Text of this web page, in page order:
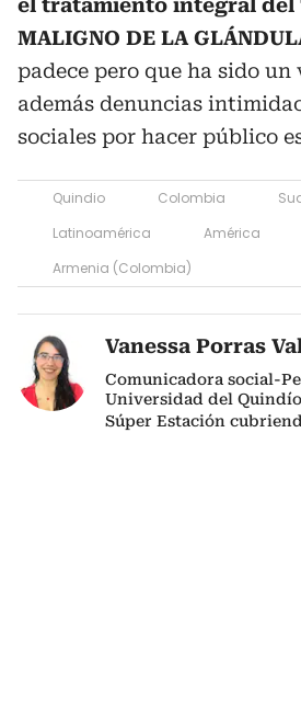
MALIGNO DE LA
padece pero que ha sido un
además denuncias
sociales por hacer público
Quindio Colombia
Latinoamérica
América
Armenia (Colombia)
Vanessa Porras
Comunicadora social-
Universidad del
Súper Estación